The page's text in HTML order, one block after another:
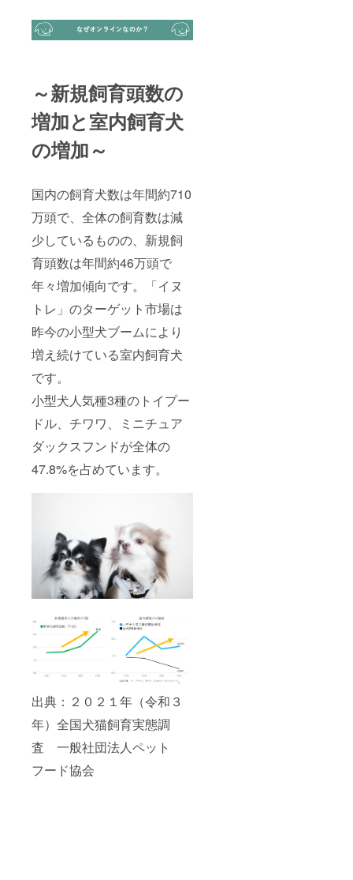
～新規飼育頭数の
増加と室内飼育犬
の増加～
国内の飼育犬数は年間約710
万頭で、全体の飼育数は減
少しているものの、新規飼
育頭数は年間約46万頭で
年々増加傾向です。「イヌ
トレ」のターゲット市場は
昨今の小型犬ブームにより
増え続けている室内飼育犬
です。
小型犬人気種3種のトイプー
ドル、チワワ、ミニチュア
ダックスフンドが全体の
47.8%を占めています。
出典：２０２１年（令和３
年）全国犬猫飼育実態調
査 一般社団法人ペット
フード協会